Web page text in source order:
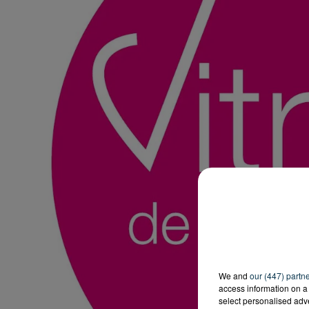
We and our (447)
access information on
select personalised